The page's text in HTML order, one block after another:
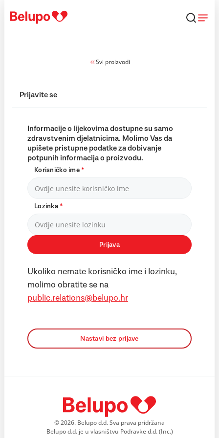
Svi proizvodi
Prijavite se
Informacije o lijekovima dostupne su samo
zdravstvenim djelatnicima. Molimo Vas da
upišete pristupne podatke za dobivanje
potpunih informacija o proizvodu.
Korisničko ime*
Lozinka*
Prijava
Ukoliko nemate korisničko ime i lozinku,
molimo obratite se na
public.relations@belupo.hr
Nastavi bez prijave
© 2026. Belupo d.d. Sva prava pridržana
Belupo d.d. je u vlasništvu Podravke d.d. (Inc.)